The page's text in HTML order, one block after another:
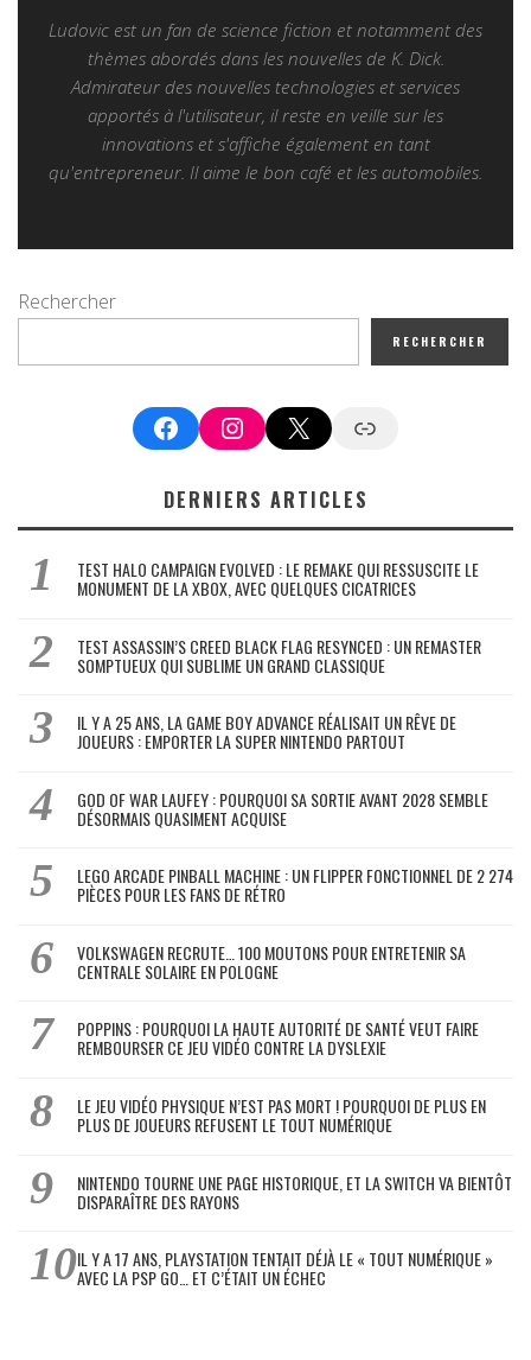
Ludovic est un fan de science fiction et notamment des
thèmes abordés dans les nouvelles de K. Dick.
Admirateur des nouvelles technologies et services
apportés à l'utilisateur, il reste en veille sur les
innovations et s'affiche également en tant
qu'entrepreneur. Il aime le bon café et les automobiles.
Rechercher
RECHERCHER
FacebookInstagram
X Google News
DERNIERS ARTICLES
TEST HALO CAMPAIGN EVOLVED : LE REMAKE QUI RESSUSCITE LE
MONUMENT DE LA XBOX, AVEC QUELQUES CICATRICES
TEST ASSASSIN’S CREED BLACK FLAG RESYNCED : UN REMASTER
SOMPTUEUX QUI SUBLIME UN GRAND CLASSIQUE
IL Y A 25 ANS, LA GAME BOY ADVANCE RÉALISAIT UN RÊVE DE
JOUEURS : EMPORTER LA SUPER NINTENDO PARTOUT
GOD OF WAR LAUFEY : POURQUOI SA SORTIE AVANT 2028 SEMBLE
DÉSORMAIS QUASIMENT ACQUISE
LEGO ARCADE PINBALL MACHINE : UN FLIPPER FONCTIONNEL DE 2 274
PIÈCES POUR LES FANS DE RÉTRO
VOLKSWAGEN RECRUTE… 100 MOUTONS POUR ENTRETENIR SA
CENTRALE SOLAIRE EN POLOGNE
POPPINS : POURQUOI LA HAUTE AUTORITÉ DE SANTÉ VEUT FAIRE
REMBOURSER CE JEU VIDÉO CONTRE LA DYSLEXIE
LE JEU VIDÉO PHYSIQUE N’EST PAS MORT ! POURQUOI DE PLUS EN
PLUS DE JOUEURS REFUSENT LE TOUT NUMÉRIQUE
NINTENDO TOURNE UNE PAGE HISTORIQUE, ET LA SWITCH VA BIENTÔT
DISPARAÎTRE DES RAYONS
IL Y A 17 ANS, PLAYSTATION TENTAIT DÉJÀ LE « TOUT NUMÉRIQUE »
AVEC LA PSP GO… ET C’ÉTAIT UN ÉCHEC